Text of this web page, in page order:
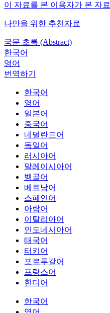
이 자료를 본 이용자가 본 자료
나만을 위한 추천자료
국문 초록 (Abstract)
한국어
영어
번역하기
한국어
영어
일본어
중국어
네덜란드어
독일어
러시아어
말레이시아어
벵골어
베트남어
스페인어
아랍어
이탈리아어
인도네시아어
태국어
터키어
포르투갈어
프랑스어
힌디어
한국어